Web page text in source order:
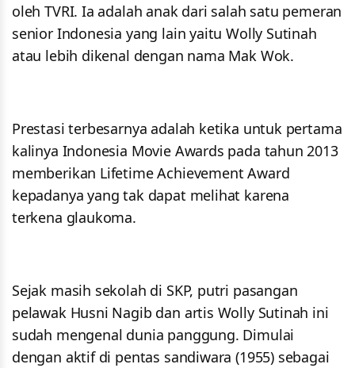
oleh TVRI. Ia adalah anak dari salah satu pemeran
senior Indonesia yang lain yaitu Wolly Sutinah
atau lebih dikenal dengan nama Mak Wok.
Prestasi terbesarnya adalah ketika untuk pertama
kalinya Indonesia Movie Awards pada tahun 2013
memberikan Lifetime Achievement Award
kepadanya yang tak dapat melihat karena
terkena glaukoma.
Sejak masih sekolah di SKP, putri pasangan
pelawak Husni Nagib dan artis Wolly Sutinah ini
sudah mengenal dunia panggung. Dimulai
dengan aktif di pentas sandiwara (1955) sebagai